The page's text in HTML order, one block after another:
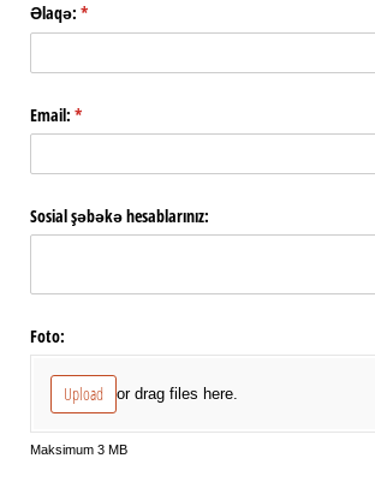
Əlaqə: *
(required)
Email: *
(required)
Sosial şəbəkə hesablarınız:
Foto:
Upload or drag files here.
Maksimum 3 MB